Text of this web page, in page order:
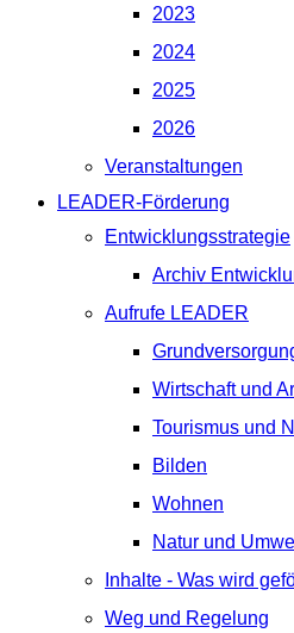
2023
2024
2025
2026
Veranstaltungen
LEADER-Förderung
Entwicklungsstrategie
Archiv
Aufrufe LEADER
Wirtschaft und
Tourismus und
Bilden
Wohnen
Natur und
Inhalte - Was wird
Weg und Regelung